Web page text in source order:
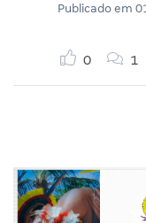
Publicado em
0 1